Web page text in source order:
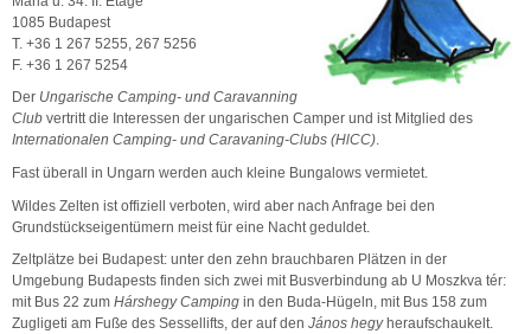
1085 Budapest
T. +36 1 267 5255, 267 5256
F. +36 1 267 5254
Der Ungarische Camping- und Caravanning
Club vertritt die Interessen der ungarischen Camper und ist Mitglied des
Internationalen Camping- und Caravaning-Clubs (HlCC).
Fast überall in Ungarn werden auch kleine Bungalows vermietet.
Wildes Zelten ist offiziell verboten, wird aber nach Anfrage bei den
Grundstückseigentümern meist für eine Nacht geduldet.
Zeltplätze bei Budapest: unter den zehn brauchbaren Plätzen in der
Umgebung Budapests finden sich zwei mit Busverbindung ab U Moszkva tér:
mit Bus 22 zum Hárshegy Camping in den Buda-Hügeln, mit Bus 158 zum
Zugligeti am Fuße des Sessellifts, der auf den János hegy heraufschaukelt.